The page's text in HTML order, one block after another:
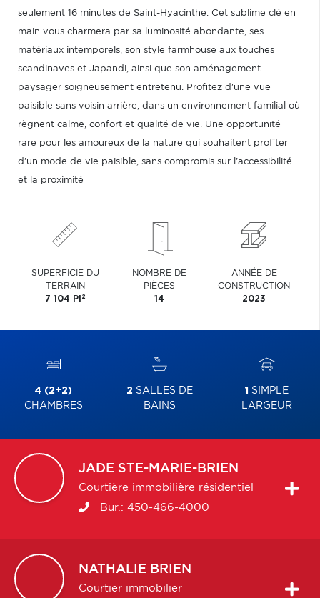
seulement 16 minutes de Saint-Hyacinthe. Cet sublime clé en
main vous charmera par sa luminosité abondante, ses
matériaux intemporels, son style farmhouse aux touches
scandinaves et Japandi, ainsi que son aménagement
paysager soigneusement entretenu. Profitez d'une vue
paisible sans voisin arrière, dans un environnement familial où
règnent calme, confort et qualité de vie. Une opportunité
rare pour les amoureux de la nature qui souhaitent profiter
d'un mode de vie paisible, sans compromis sur l'accessibilité
et la proximité
SUPERFICIE DU
TERRAIN
7 104 PI 2
NOMBRE DE
PIÈCES
14
ANNÉE DE
CONSTRUCTION
2023
4 (2+2)
CHAMBRES
2 SALLES DE
BAINS
1 SIMPLE
LARGEUR
JADE STE-MARIE-BRIEN
Courtière immobilière résidentiel
Bur.: 450-466-4000
NATHALIE BRIEN
Courtier immobilier